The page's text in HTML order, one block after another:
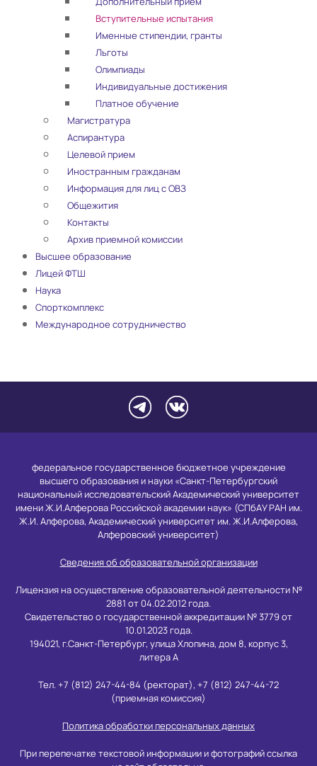
Вступительные испытания
Именные стипендии, гранты
Льготы
Олимпиады
Индивидуальные достижения
Платное обучение
Магистратура
Аспирантура
Целевой прием
Иностранным гражданам
Информация для лиц с ОВЗ
Общежития
Контакты
Архив приемной комиссии
Высшее образование
Лицей ФТШ
Наука
Спорткомплекс
Международное сотрудничество
федеральное государственное бюджетное учреждение
высшего образования и науки «Санкт-Петербургский
национальный исследовательский Академический университет
имени Ж.И.Алферова Российской академии наук» (СПбАУ РАН им.
Ж.И. Алферова, Академический университет им. Ж.И.Алферова,
Алферовский университет)
Сведения об образовательной организации
Лицензия на осуществление образовательной деятельности №
2881 от 04.02.2012 года.
Свидетельство о государственной аккредитации № 3779 от
10.01.2023 года.
194021, г.Санкт-Петербург, улица Хлопина, дом 8, корпус 3,
литера А
Тел. +7 (812) 247-44-84 (ректорат), +7 (812) 247-44-72
(приемная комиссия)
Политика обработки персональных данных
При перепечатке текстовой информации и фотографий ссылка